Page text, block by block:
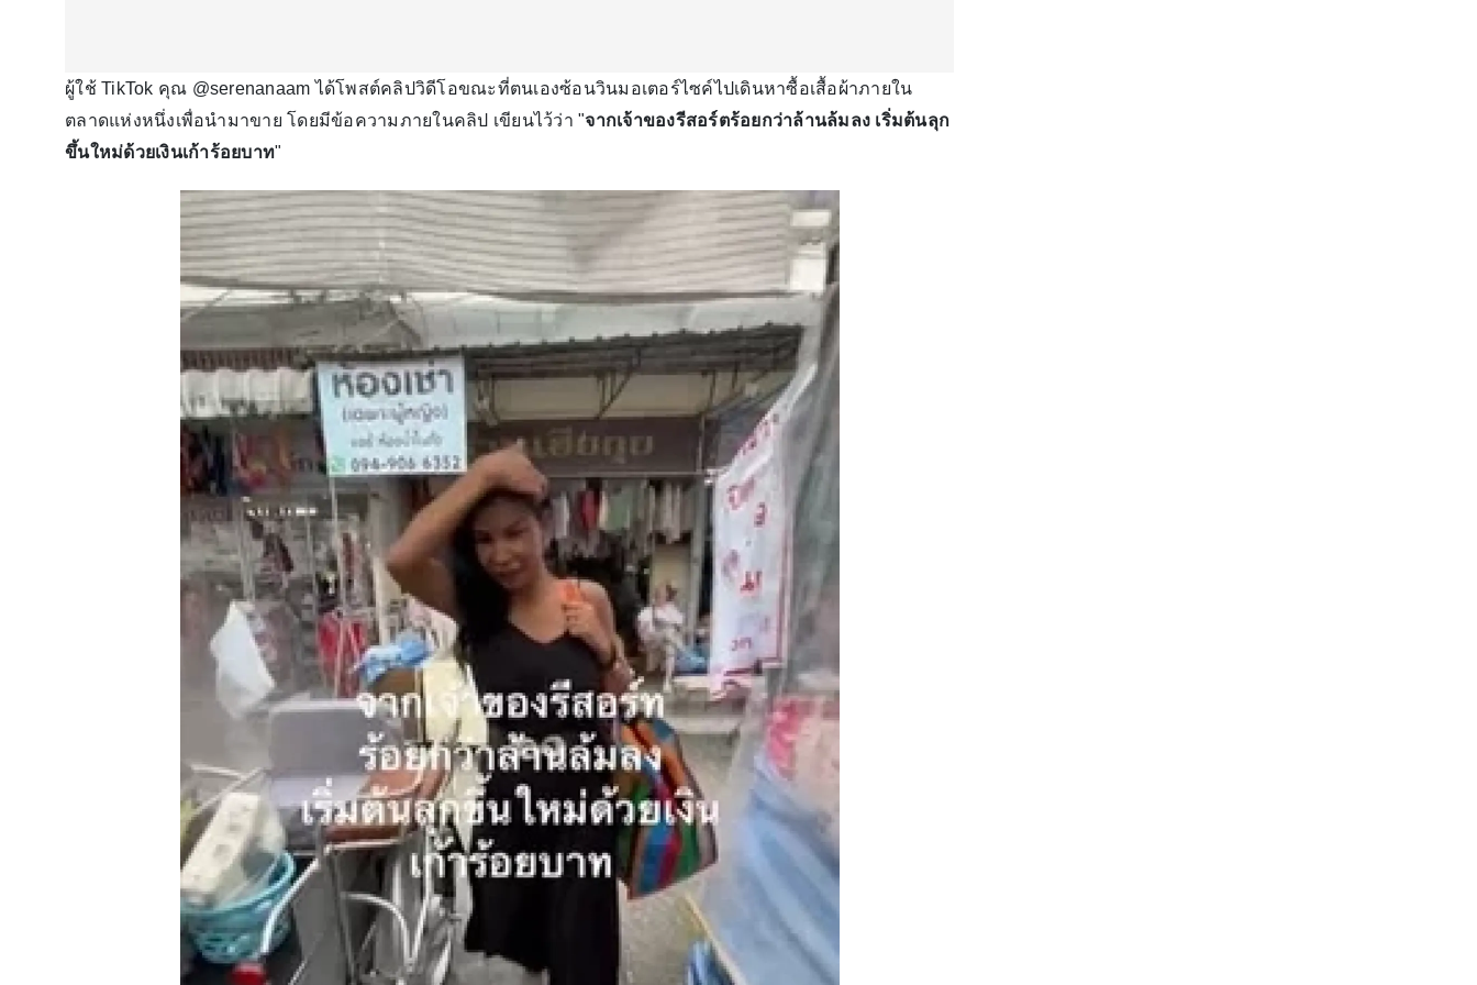
ผู้ใช้ TikTok คุณ @serenanaam ได้โพสต์คลิปวิดีโอขณะที่ตนเองซ้อนวินมอเตอร์ไซค์ไปเดินหาซื้อเสื้อผ้าภายใน
ตลาดแห่งหนึ่งเพื่อนำมาขาย โดยมีข้อความภายในคลิป เขียนไว้ว่า "จากเจ้าของรีสอร์ตร้อยกว่าล้านล้มลง เริ่มต้นลุก
ขึ้นใหม่ด้วยเงินเก้าร้อยบาท"